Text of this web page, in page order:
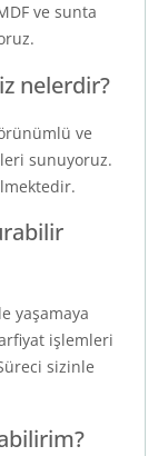
ve sunta
nelerdir?
ve
sunuyoruz.
yaşamaya
işlemleri
sizinle